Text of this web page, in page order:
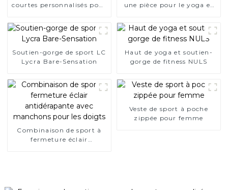
courtes personnalisés pour
une pièce pour le yoga et
Soutien-gorge de sport LC
Lycra Bare-Sensation
Haut de yoga et soutien-
gorge de fitness NULS
Combinaison de sport à
fermeture éclair
Veste de sport à poche
zippée pour femme